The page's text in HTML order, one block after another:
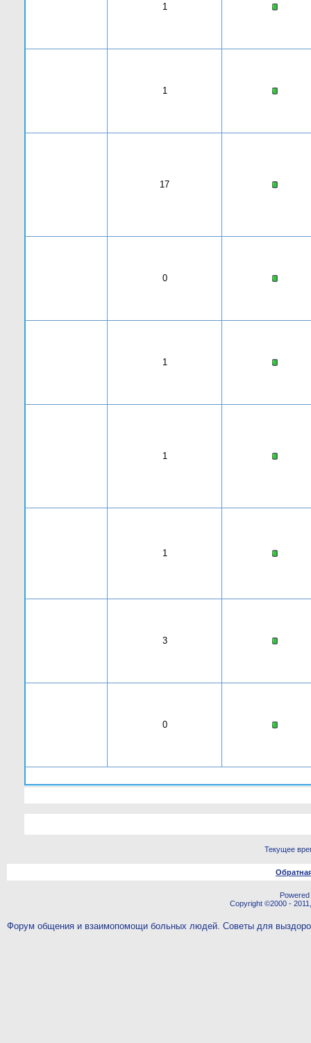
1
1
17
0
1
1
1
3
0
Текущее
Copyright ©2000 -
Форум общения и взаимопомощи больных людей. Советы для